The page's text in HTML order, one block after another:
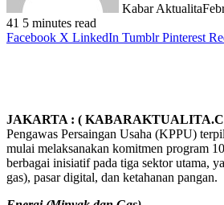
Kabar Aktualita
41 5 minutes read
Facebook X LinkedIn Tumblr Pinterest
JAKARTA : (
Pengawas Persaingan Usaha (KPPU)
mulai melaksanakan komitmen program
berbagai inisiatif pada tiga sektor utama,
gas), pasar digital, dan ketahanan pangan.